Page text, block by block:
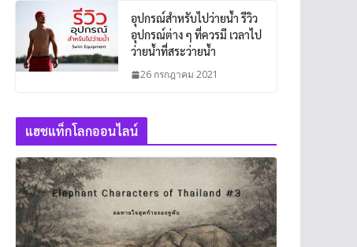
อุปกรณ์สำหรับไปว่ายน้ำ รีวิว
อุปกรณ์ต่าง ๆ ที่ควรมี เวลาไป
ว่ายน้ำที่สระว่ายน้ำ
26 กรกฎาคม 2021
แฮชแท็กโลกออนไลน์